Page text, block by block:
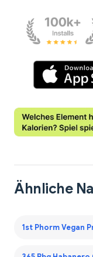
Ähnliche
1st Phorm Vegan